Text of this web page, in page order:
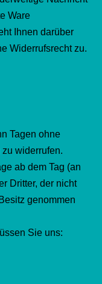
Ware
Ihnen darüber
Widerrufsrecht zu.
Tagen ohne
widerrufen.
ab dem Tag (an
Dritter, der nicht
genommen
Sie uns: